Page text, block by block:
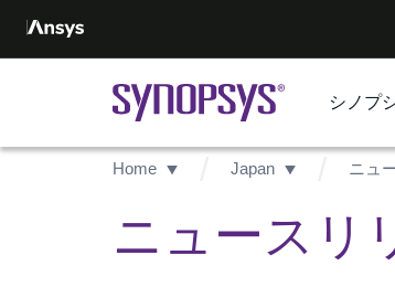
シノプ
Home Japan ニュ
ニュースリ